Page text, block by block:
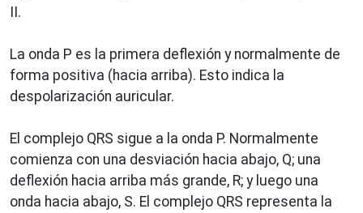
II.
La onda P es la primera deflexión y normalmente de
forma positiva (hacia arriba). Esto indica la
despolarización auricular.
El complejo QRS sigue a la onda P. Normalmente
comienza con una desviación hacia abajo, Q; una
deflexión hacia arriba más grande, R; y luego una
onda hacia abajo, S. El complejo QRS representa la